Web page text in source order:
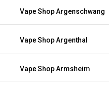
Vape Shop Argenschwang
Vape Shop Argenthal
Vape Shop Armsheim